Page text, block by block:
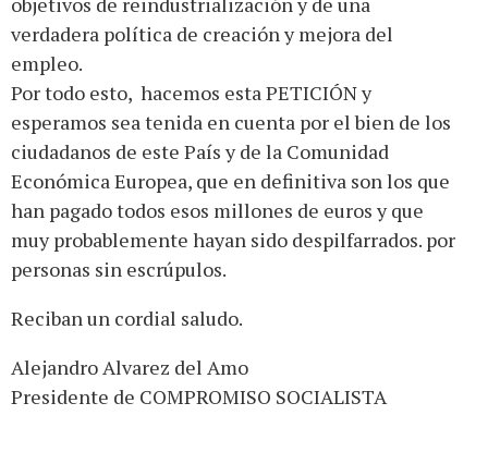
verdadera política de creación y mejora del
empleo.
Por todo esto, hacemos esta PETICIÓN y
esperamos sea tenida en cuenta por el bien de los
ciudadanos de este País y de la Comunidad
Económica Europea, que en definitiva son los que
han pagado todos esos millones de euros y que
muy probablemente hayan sido despilfarrados. por
personas sin escrúpulos.
Reciban un cordial saludo.
Alejandro Alvarez del Amo
Presidente de COMPROMISO SOCIALISTA